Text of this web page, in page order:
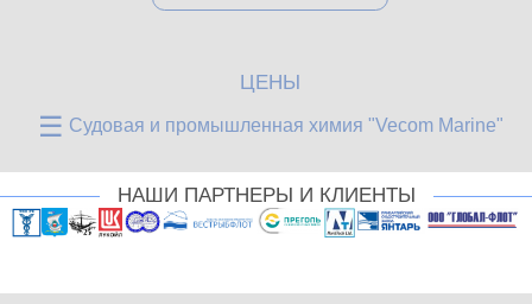
ЦЕНЫ
☰ Судовая и промышленная химия "Vecom Marine"
НАШИ ПАРТНЕРЫ И КЛИЕНТЫ